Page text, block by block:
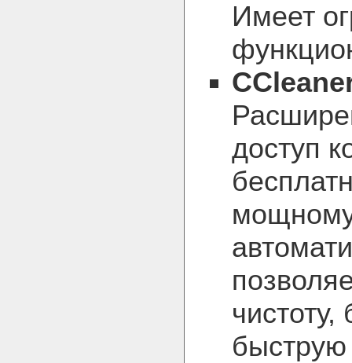
Имеет
доступ
чистоту,